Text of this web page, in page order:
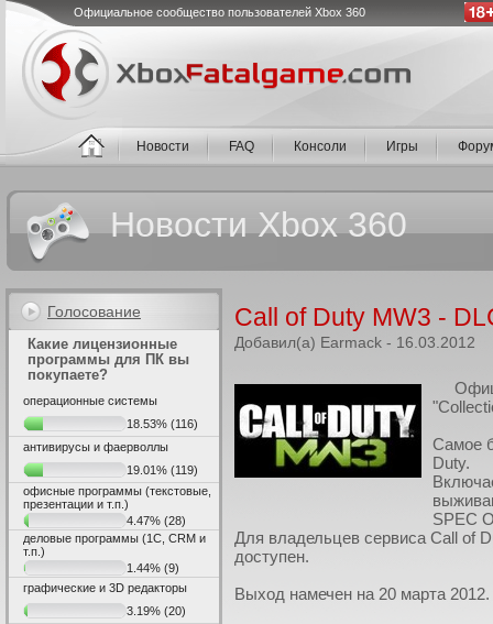
Официальное сообщество пользователей Xbox 360
Новости FAQ Консоли Игры
Новости Xbox 360
Голосование
Какие лицензионные
программы для ПК вы
покупаете?
операционные системы
18.53% (116)
антивирусы и фаерволлы
19.01% (119)
офисные программы (текстовые,
презентации и т.п.)
4.47% (28)
деловые программы (1С, CRM и
т.п.)
1.44% (9)
графические и 3D редакторы
3.19% (20)
Call of Duty MW3 -
Добавил(а) Earmack - 16.03.2012
Самое
Duty.
SPEC
Для владельцев сервиса Call of
доступен.
Выход намечен на 20 марта 2012.